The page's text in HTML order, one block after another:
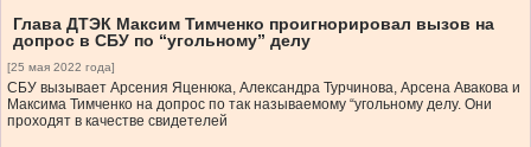
Глава ДТЭК Максим Тимченко проигнорировал вызов на
допрос в СБУ по “угольному” делу
[25 мая 2022 года]
СБУ вызывает Арсения Яценюка, Александра Турчинова, Арсена Авакова и
Максима Тимченко на допрос по так называемому “угольному делу. Они
проходят в качестве свидетелей